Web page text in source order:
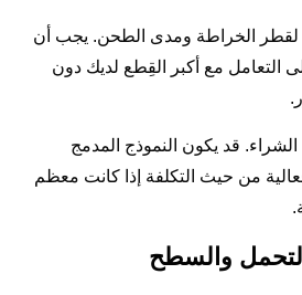
لقطر الخراطة ومدى الطحن. يجب أن
التعامل مع أكبر القِطع لديك دون
قد يكون النموذج المدمج
من حيث التكلفة إذا كانت معظم
والسطح